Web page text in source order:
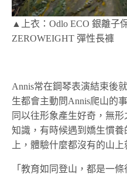
▲上衣：Odlo ECO 銀離子
ZEROWEIGHT 彈性長褲
Annis常在鋼琴表演結束後
生都會主動問Annis爬山的
同以往形象產生好奇，無
知識，有時候遇到嬌生慣
上，體驗什麼都沒有的山
「教育如同登山，都是一